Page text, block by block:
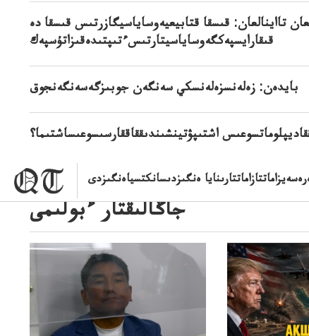
ەنگىزدىسانكتسياەنگىزدى
تااينالعان: قىسقا قتابيعيەوساياسيگازرتىس قىسقا دە
قىقارايسپەكگەوساياسيتارتىسءتىپتىدەقىزاتۇسپەك
بايدەن: زەلەنسزەلەنسكي سەنگەن جوبىزگەسەنگەنجوق
اشتىپۋتينشىندىققاققارسىسوعىساشتىما؟
جاڭالىقتار ءبولىمى